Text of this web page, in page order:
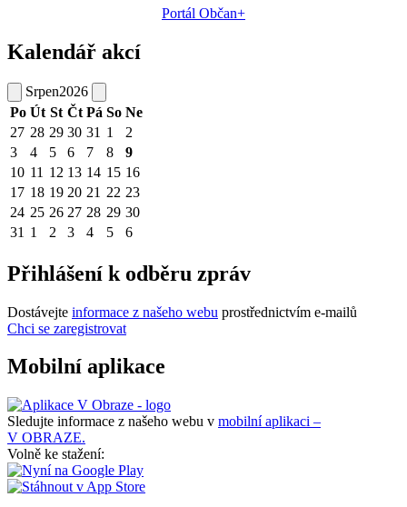
Portál Občan+
Kalendář akcí
Srpen2026
Po Út St Čt Pá So Ne
27 28 29 30 31 1
2
3
4 5 6 7 8
9
10 11 12 13 14 15 16
17 18 19 20 21 22 23
24 25 26 27 28 29 30
31 1 2 3 4 5 6
Přihlášení k odběru zpráv
Dostávejte informace z našeho webu prostřednictvím e-mailů
Chci se zaregistrovat
Mobilní aplikace
Sledujte informace z našeho webu v mobilní aplikaci –
V OBRAZE.
Volně ke stažení: